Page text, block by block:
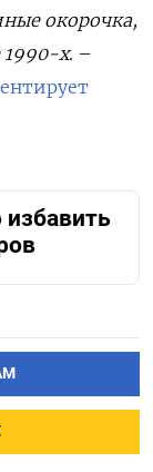
окорочка,
1990-х. –
избавить